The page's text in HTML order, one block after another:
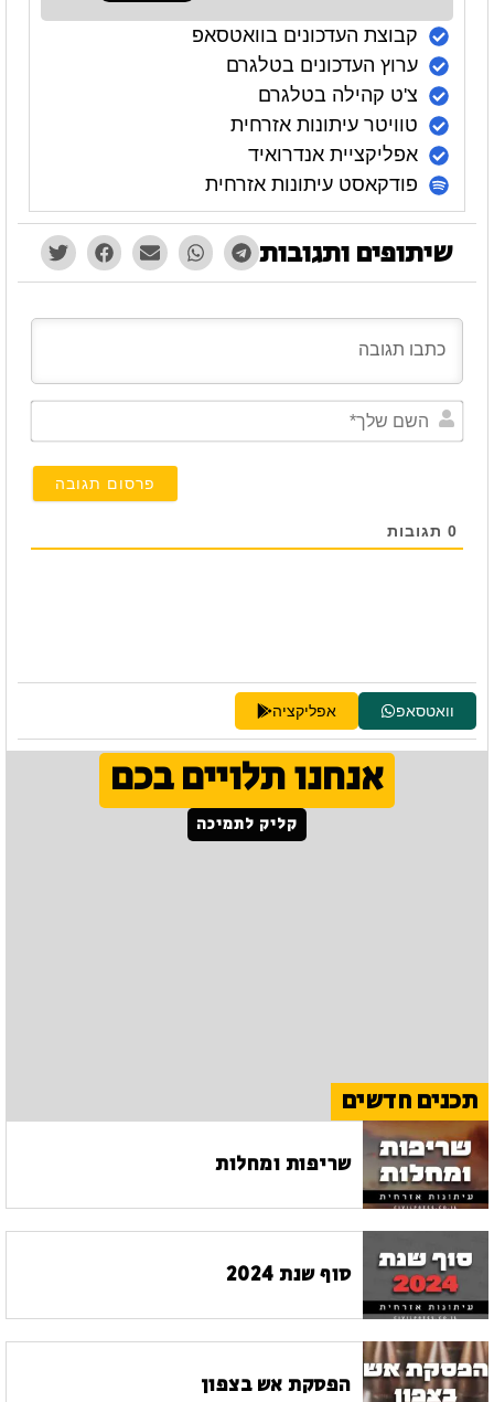
קבוצת העדכונים בוואטסאפ
ערוץ העדכונים בטלגרם
צ'ט קהילה בטלגרם
טוויטר עיתונות אזרחית
אפליקציית אנדרואיד
פודקאסט עיתונות אזרחית
שיתופים ותגובות
0 תגובות
וואטסאפ אפליקציה
אנחנו תלויים בכם
קליק לתמיכה
תכנים חדשים
שריפות ומחלות
סוף שנת 2024
הפסקת אש בצפון